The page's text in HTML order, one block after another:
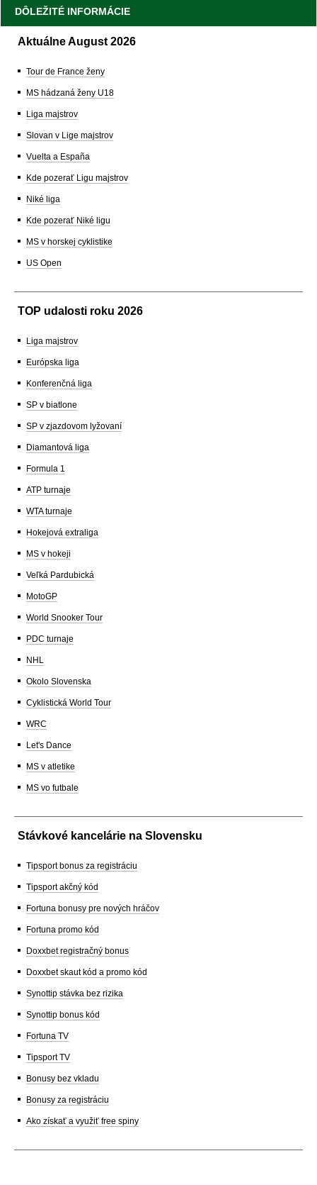
DÔLEŽITÉ INFORMÁCIE
Aktuálne August 2026
Tour de France ženy
MS hádzaná ženy U18
Liga majstrov
Slovan v Lige majstrov
Vuelta a España
Kde pozerať Ligu majstrov
Niké liga
Kde pozerať Niké ligu
MS v horskej cyklistike
US Open
TOP udalosti roku 2026
Liga majstrov
Európska liga
Konferenčná liga
SP v biatlone
SP v zjazdovom lyžovaní
Diamantová liga
Formula 1
ATP turnaje
WTA turnaje
Hokejová extraliga
MS v hokeji
Veľká Pardubická
MotoGP
World Snooker Tour
PDC turnaje
NHL
Okolo Slovenska
Cyklistická World Tour
WRC
Let's Dance
MS v atletike
MS vo futbale
Stávkové kancelárie na Slovensku
Tipsport bonus za registráciu
Tipsport akčný kód
Fortuna bonusy pre nových hráčov
Fortuna promo kód
Doxxbet registračný bonus
Doxxbet skaut kód a promo kód
Synottip stávka bez rizika
Synottip bonus kód
Fortuna TV
Tipsport TV
Bonusy bez vkladu
Bonusy za registráciu
Ako získať a využiť free spiny